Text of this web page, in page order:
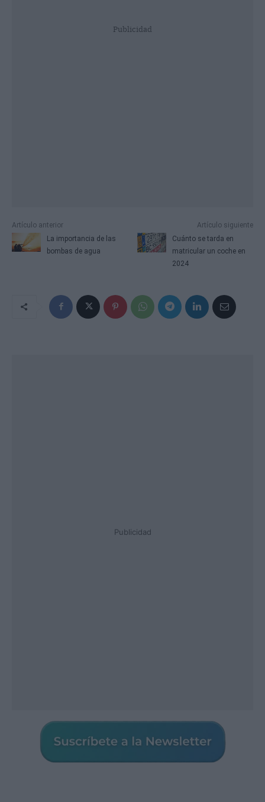
Publicidad
Artículo anterior
La importancia de las
bombas de agua
Artículo siguiente
Cuánto se tarda en
matricular un coche en
2024
Publicidad